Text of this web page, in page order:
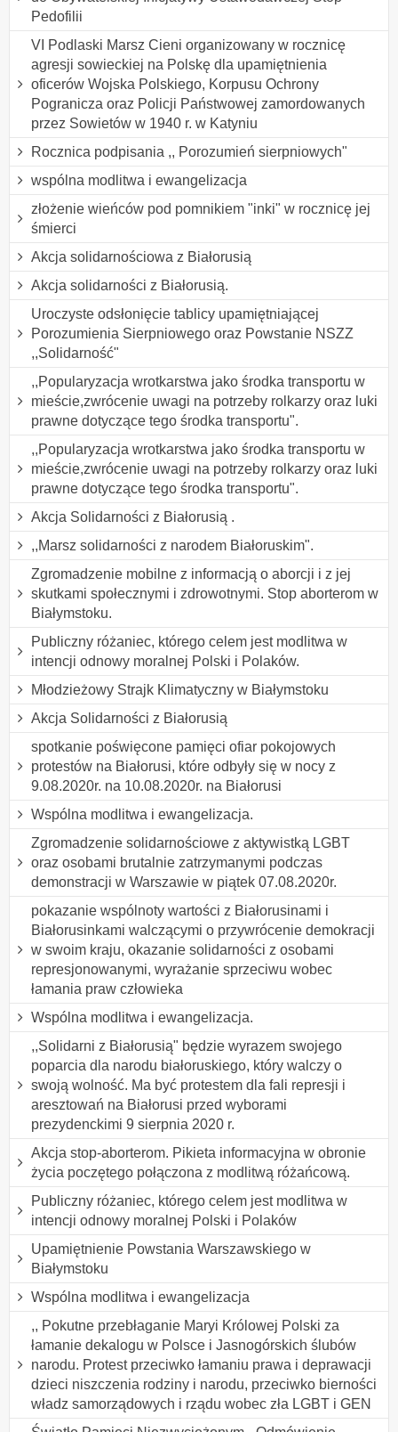
Pedofilii
VI Podlaski Marsz Cieni organizowany w rocznicę
agresji sowieckiej na Polskę dla upamiętnienia
oficerów Wojska Polskiego, Korpusu Ochrony
Pogranicza oraz Policji Państwowej zamordowanych
przez Sowietów w 1940 r. w Katyniu
Rocznica podpisania ,, Porozumień sierpniowych"
wspólna modlitwa i ewangelizacja
złożenie wieńców pod pomnikiem "inki" w rocznicę jej
śmierci
Akcja solidarnościowa z Białorusią
Akcja solidarności z Białorusią.
Uroczyste odsłonięcie tablicy upamiętniającej
Porozumienia Sierpniowego oraz Powstanie NSZZ
,,Solidarność"
,,Popularyzacja wrotkarstwa jako środka transportu w
mieście,zwrócenie uwagi na potrzeby rolkarzy oraz luki
prawne dotyczące tego środka transportu".
,,Popularyzacja wrotkarstwa jako środka transportu w
mieście,zwrócenie uwagi na potrzeby rolkarzy oraz luki
prawne dotyczące tego środka transportu".
Akcja Solidarności z Białorusią .
,,Marsz solidarności z narodem Białoruskim".
Zgromadzenie mobilne z informacją o aborcji i z jej
skutkami społecznymi i zdrowotnymi. Stop aborterom w
Białymstoku.
Publiczny różaniec, którego celem jest modlitwa w
intencji odnowy moralnej Polski i Polaków.
Młodzieżowy Strajk Klimatyczny w Białymstoku
Akcja Solidarności z Białorusią
spotkanie poświęcone pamięci ofiar pokojowych
protestów na Białorusi, które odbyły się w nocy z
9.08.2020r. na 10.08.2020r. na Białorusi
Wspólna modlitwa i ewangelizacja.
Zgromadzenie solidarnościowe z aktywistką LGBT
oraz osobami brutalnie zatrzymanymi podczas
demonstracji w Warszawie w piątek 07.08.2020r.
pokazanie wspólnoty wartości z Białorusinami i
Białorusinkami walczącymi o przywrócenie demokracji
w swoim kraju, okazanie solidarności z osobami
represjonowanymi, wyrażanie sprzeciwu wobec
łamania praw człowieka
Wspólna modlitwa i ewangelizacja.
,,Solidarni z Białorusią" będzie wyrazem swojego
poparcia dla narodu białoruskiego, który walczy o
swoją wolność. Ma być protestem dla fali represji i
aresztowań na Białorusi przed wyborami
prezydenckimi 9 sierpnia 2020 r.
Akcja stop-aborterom. Pikieta informacyjna w obronie
życia poczętego połączona z modlitwą różańcową.
Publiczny różaniec, którego celem jest modlitwa w
intencji odnowy moralnej Polski i Polaków
Upamiętnienie Powstania Warszawskiego w
Białymstoku
Wspólna modlitwa i ewangelizacja
,, Pokutne przebłaganie Maryi Królowej Polski za
łamanie dekalogu w Polsce i Jasnogórskich ślubów
narodu. Protest przeciwko łamaniu prawa i deprawacji
dzieci niszczenia rodziny i narodu, przeciwko bierności
władz samorządowych i rządu wobec zła LGBT i GEN